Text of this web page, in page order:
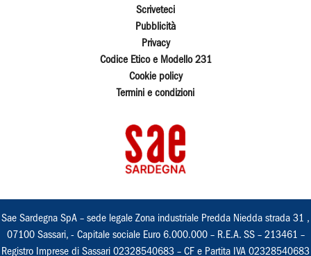
Scriveteci
Pubblicità
Privacy
Codice Etico e Modello 231
Cookie policy
Termini e condizioni
Sae Sardegna SpA – sede legale Zona industriale Predda Niedda strada 31 ,
07100 Sassari, - Capitale sociale Euro 6.000.000 – R.E.A. SS – 213461 –
Registro Imprese di Sassari 02328540683 – CF e Partita IVA 02328540683